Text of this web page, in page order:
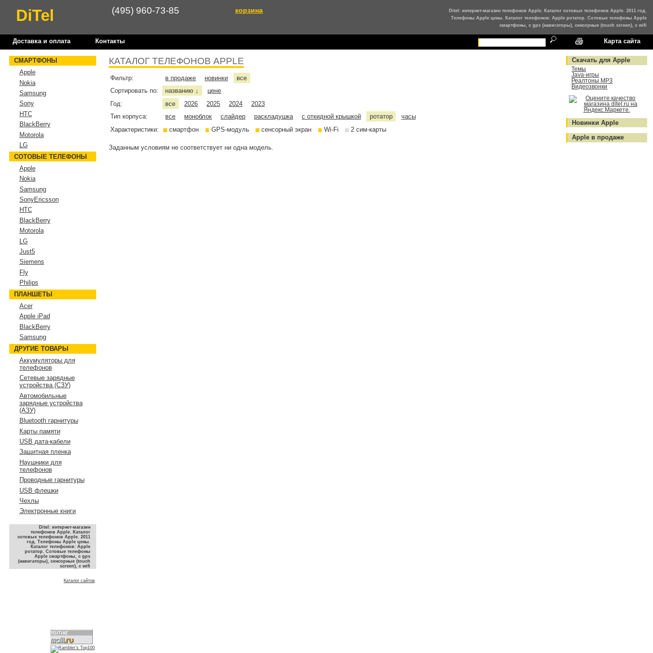
Ditel: интернет-магазин телефонов Apple. Каталог сотовых телефонов Apple. 2011 год.
Телефоны Apple цены. Каталог телефонов: Apple ротатор. Сотовые телефоны Apple
смартфоны, с gps (навигаторы), сенсорные (touch screen), с wifi
DiTel (495) 960-73-85 корзина
Доставка и оплата Контакты Карта сайта
КАТАЛОГ ТЕЛЕФОНОВ APPLE
Фильтр: в продаже новинки
все
Сортировать по:
названию ↓
цене
Год:
все 2026 2025 2024
2023
Тип корпуса:
все моноблок слайдер раскладушка с откидной крышкой ротатор
часы
Характеристики:
смартфон GPS-модуль сенсорный экран Wi-Fi 2 сим-карты
Заданным условиям не соответствует ни одна модель.
Скачать для Apple
Темы
Java-игры
Реалтоны MP3
Видеозвонки
Новинки Apple
Apple в продаже
СМАРТФОНЫ
Apple
Nokia
Samsung
Sony
HTC
BlackBerry
Motorola
LG
СОТОВЫЕ ТЕЛЕФОНЫ
Apple
Nokia
Samsung
SonyEricsson
HTC
BlackBerry
Motorola
LG
Just5
Siemens
Fly
Philips
ПЛАНШЕТЫ
Acer
Apple iPad
BlackBerry
Samsung
ДРУГИЕ ТОВАРЫ
Аккумуляторы для
телефонов
Сетевые зарядные
устройства (СЗУ)
Автомобильные
зарядные устройства
(АЗУ)
Bluetooth гарнитуры
Карты памяти
USB дата-кабели
Защитная пленка
Наушники для
телефонов
Проводные гарнитуры
USB флешки
Чехлы
Электронные книги
Ditel: интернет-магазин
телефонов Apple. Каталог
сотовых телефонов Apple. 2011
год. Телефоны Apple цены.
Каталог телефонов: Apple
ротатор. Сотовые телефоны
Apple смартфоны, с gps
(навигаторы), сенсорные (touch
screen), с wifi
Каталог сайтов